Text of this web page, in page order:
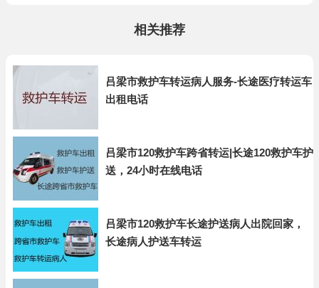
相关推荐
吕梁市救护车转运病人服务-长途医疗转运车
出租电话
吕梁市120救护车跨省转运|长途120救护车护
送，24小时在线电话
吕梁市120救护车长途护送病人出院回家，
长途病人护送车转运